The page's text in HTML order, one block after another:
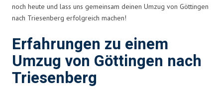
noch heute und lass uns gemeinsam deinen Umzug von Göttingen
nach Triesenberg erfolgreich machen!
Erfahrungen zu einem
Umzug von Göttingen nach
Triesenberg